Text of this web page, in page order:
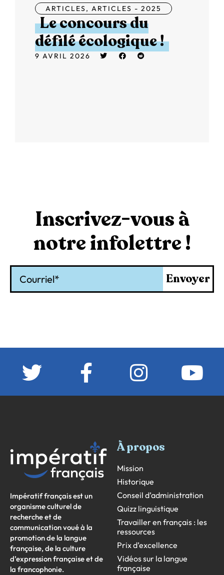
ARTICLES, ARTICLES - 2025
Le concours du
défilé écologique !
9 AVRIL 2026
Inscrivez-vous à
notre infolettre !
Envoyer
Impératif français est un
organisme culturel de
recherche et de
communication voué à la
promotion de la langue
française, de la culture
d’expression française et de
la francophonie.
À propos
Mission
Historique
Conseil d’administration
Quizz linguistique
Travailler en français : les
ressources
Prix d’excellence
Vidéos sur la langue
française